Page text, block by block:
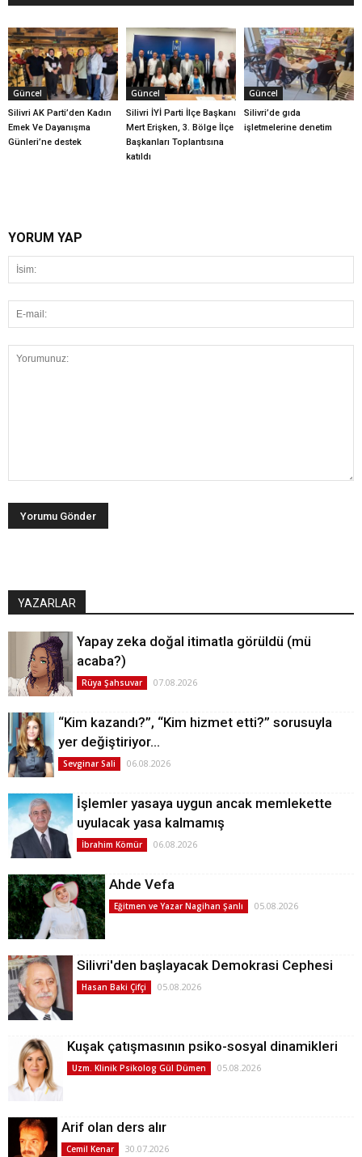
Güncel
Silivri AK Parti’den Kadın
Emek Ve Dayanışma
Günleri’ne destek
Güncel
Silivri İYİ Parti İlçe Başkanı
Mert Erişken, 3. Bölge İlçe
Başkanları Toplantısına
katıldı
Güncel
Silivri’de gıda
işletmelerine denetim
YORUM YAP
YAZARLAR
Yapay zeka doğal itimatla görüldü (mü
acaba?)
Rüya Şahsuvar 07.08.2026
“Kim kazandı?”, “Kim hizmet etti?” sorusuyla
yer değiştiriyor…
Sevginar Sali 06.08.2026
İşlemler yasaya uygun ancak memlekette
uyulacak yasa kalmamış
İbrahim Kömür 06.08.2026
Ahde Vefa
Eğitmen ve Yazar Nagihan Şanlı 05.08.2026
Silivri'den başlayacak Demokrasi Cephesi
Hasan Baki Çifçi 05.08.2026
Kuşak çatışmasının psiko-sosyal dinamikleri
Uzm. Klinik Psikolog Gül Dümen 05.08.2026
Arif olan ders alır
Cemil Kenar 30.07.2026